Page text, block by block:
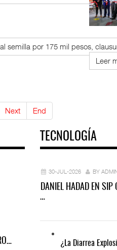
semilla por 175 mil pesos,
Leer
Next End
TECNOLOGÍA
30-JUL-2026 BY
DANIEL HADAD EN
…
¿La Diarrea